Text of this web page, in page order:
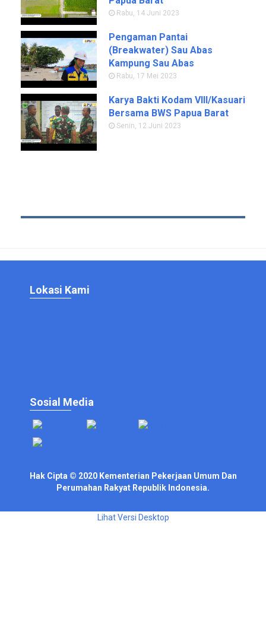
Rabu, 14 Juni 2023
Pengaman Pantai
(Breakwater) Sau Abas
Kampung Sau Abas
Rabu, 17 Mei 2023
Karya Bakti Kodam VIII/Kasuari
Bersama BWS Papua Barat
Senin, 12 Juni 2023
Lokasi Kami
Sosial Media
Hak Cipta © 2020 Kementerian Pekerjaan Umum Dan
Perumahan Rakyat Republik Indonesia.
Lihat Versi Desktop